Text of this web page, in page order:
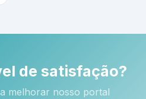
de satisfação?
melhorar nosso portal